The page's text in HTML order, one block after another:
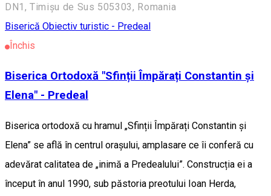
DN1, Timișu de Sus 505303, Romania
Biserică Obiectiv turistic - Predeal
Închis
Biserica Ortodoxă "Sfinții Împărați Constantin și
Elena" - Predeal
Biserica ortodoxă cu hramul „Sfinții Împărați Constantin și
Elena” se află în centrul orașului, amplasare ce îi conferă cu
adevărat calitatea de „inimă a Predealului”. Construcția ei a
început în anul 1990, sub păstoria preotului Ioan Herda,